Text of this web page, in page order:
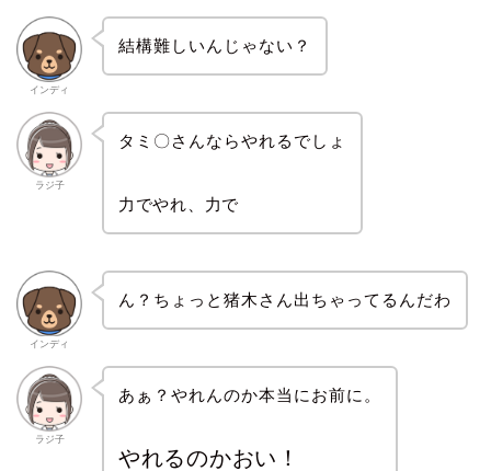
インディ
結構難しいんじゃない？
ラジ子
タミ〇さんならやれるでしょ
力でやれ、力で
インディ
ん？ちょっと猪木さん出ちゃってるんだわ
ラジ子
あぁ？やれんのか本当にお前に。
やれるのかおい！